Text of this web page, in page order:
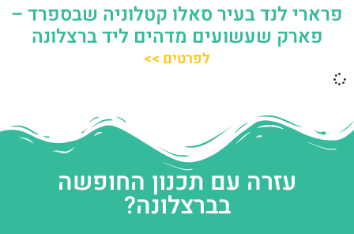
פרארי לנד בעיר סאלו קטלוניה שבספרד –
פארק שעשועים מדהים ליד ברצלונה
לפרטים >>
עזרה עם תכנון החופשה
בברצלונה?